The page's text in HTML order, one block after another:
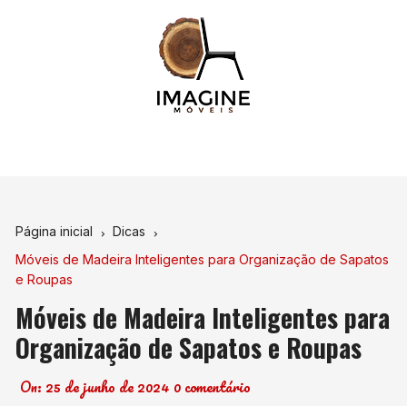
Página inicial
Dicas
Móveis de Madeira Inteligentes para Organização de Sapatos
e Roupas
Móveis de Madeira Inteligentes para
Organização de Sapatos e Roupas
On: 25 de junho de 2024 0 comentário